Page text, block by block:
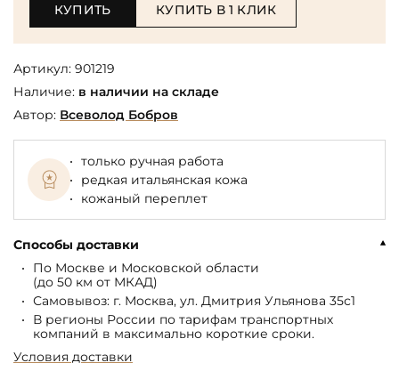
КУПИТЬ КУПИТЬ В 1 КЛИК
Артикул: 901219
Наличие: в наличии на складе
Автор: Всеволод Бобров
только ручная работа
редкая итальянская кожа
кожаный переплет
Способы доставки
По Москве и Московской области
(до 50 км от МКАД)
Самовывоз: г. Москва, ул. Дмитрия Ульянова 35с1
В регионы России по тарифам транспортных
компаний в максимально короткие сроки.
Условия доставки